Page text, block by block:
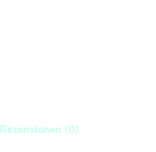
Rezensionen (0)